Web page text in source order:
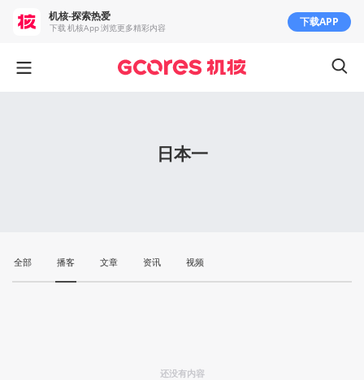
日本一
全部 播客 文章 资讯 视频
还没有内容
机核-探索热爱
下载 机核App 浏览更多精彩内容 下载APP